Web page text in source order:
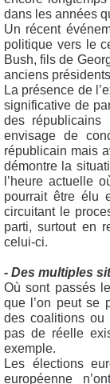
dans les années
Un récent
politique vers le
Bush, fils de
anciens
La présence de
significative de
des républicains
envisage de
républicain mais
démontre la
l’heure actuelle
pourrait être élu
circuitant le
parti, surtout en
celui-ci.
- Des multiples
Où sont passés
que l’on peut se
des coalitions ou
pas de réelle
exemple.
Les élections
européenne